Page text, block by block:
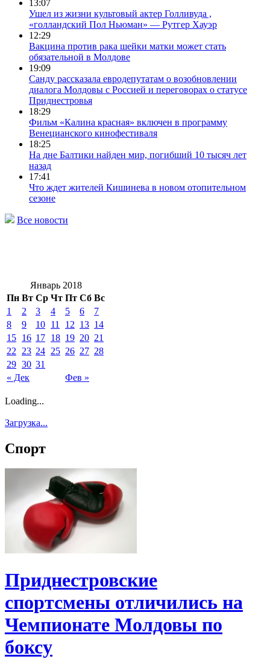
13:07
Ушел из жизни культовый актер Голливуда ,
«голландский Пол Ньюман» — Рутгер Хауэр
12:29
Вакцина против рака шейки матки может стать
обязательной в Молдове
19:09
Санду рассказала евродепутатам о возобновлении
диалога Молдовы с Россией и переговорах о статусе
Приднестровья
18:29
Фильм «Калина красная» включен в программу
Венецианского кинофестиваля
18:25
На дне Балтики найден мир, погибший 10 тысяч лет
назад
17:41
Что ждет жителей Кишинева в новом отопительном
сезоне
Все новости
Январь 2018
Пн Вт Ср Чт Пт Сб Вс
« Дек Фев »
1 2 3 4 5 6
7
8
9 10 11 12 13 14
15 16 17 18 19 20 21
22
23 24 25 26 27 28
29 30 31
Loading...
Загрузка...
Спорт
Приднестровские
спортсмены отличились на
Чемпионате Молдовы по
боксу